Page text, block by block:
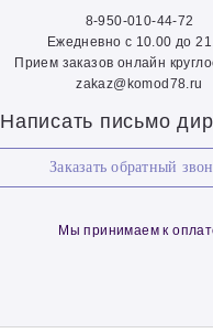
8-950-010-44-72
Ежедневно с 10.00 до
Прием заказов онлайн
zakaz@komod78.ru
Написать письмо
Заказать обратный
Мы принимаем к